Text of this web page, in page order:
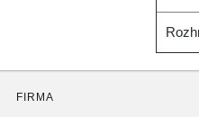
FIRMA